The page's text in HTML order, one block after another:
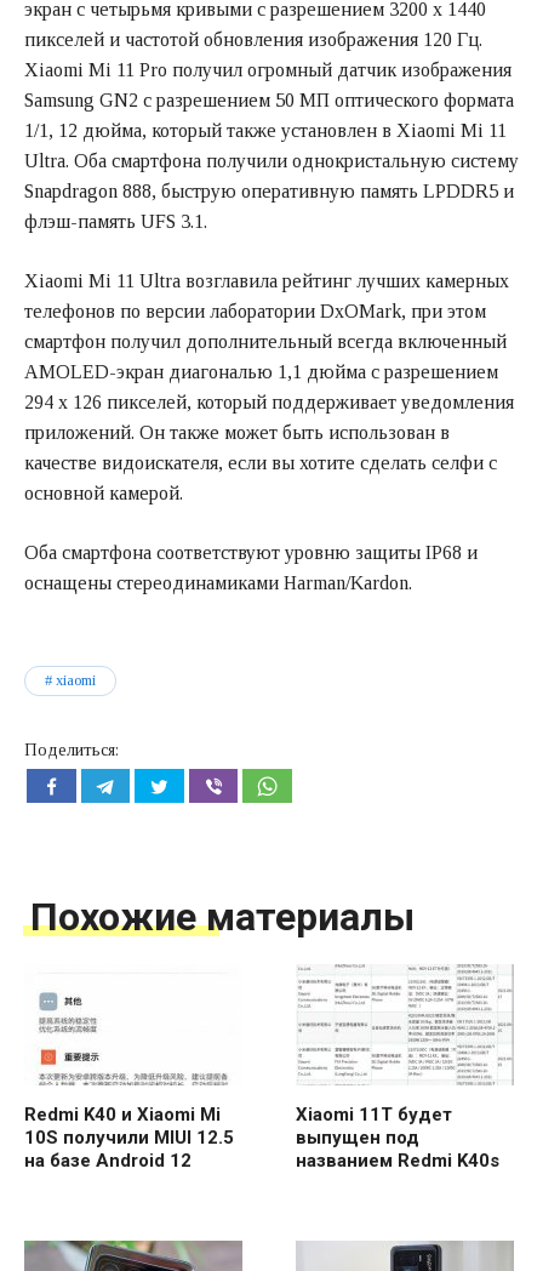
экран с четырьмя кривыми с разрешением 3200 x 1440
пикселей и частотой обновления изображения 120 Гц.
Xiaomi Mi 11 Pro получил огромный датчик изображения
Samsung GN2 с разрешением 50 МП оптического формата
1/1, 12 дюйма, который также установлен в Xiaomi Mi 11
Ultra. Оба смартфона получили однокристальную систему
Snapdragon 888, быструю оперативную память LPDDR5 и
флэш-память UFS 3.1.
Xiaomi Mi 11 Ultra возглавила рейтинг лучших камерных
телефонов по версии лаборатории DxOMark, при этом
смартфон получил дополнительный всегда включенный
AMOLED-экран диагональю 1,1 дюйма с разрешением
294 x 126 пикселей, который поддерживает уведомления
приложений. Он также может быть использован в
качестве видоискателя, если вы хотите сделать селфи с
основной камерой.
Оба смартфона соответствуют уровню защиты IP68 и
оснащены стереодинамиками Harman/Kardon.
xiaomi
Поделиться:
Похожие материалы
Redmi K40 и Xiaomi Mi
10S получили MIUI 12.5
на базе Android 12
Xiaomi 11T будет
выпущен под
названием Redmi K40s